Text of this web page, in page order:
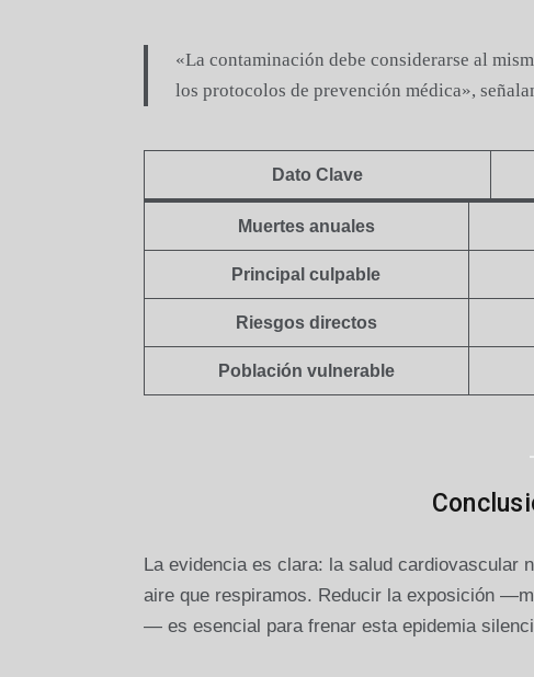
«La contaminación debe considerarse al
los protocolos de prevención médica»,
Dato Clave
Muertes anuales
Principal culpable
Riesgos directos
Población vulnerable
La evidencia es clara: la salud cardiovascular
aire que respiramos. Reducir la exposición
— es esencial para frenar esta epidemia